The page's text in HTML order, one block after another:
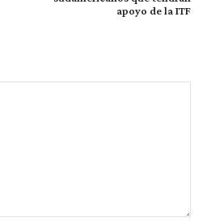
apoyo de la ITF